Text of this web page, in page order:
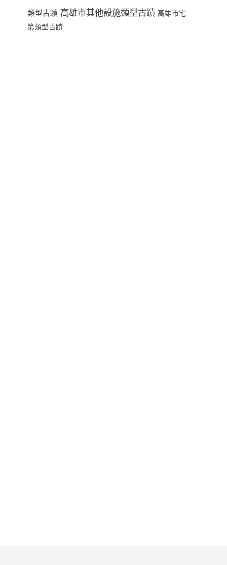
類型古蹟 高雄市其他設施類型古蹟 高雄市宅
第類型古蹟